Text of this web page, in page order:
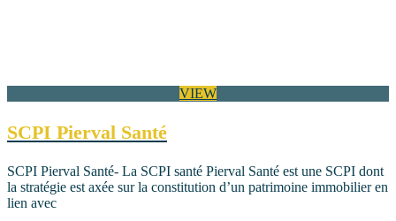
VIEW
SCPI Pierval Santé
SCPI Pierval Santé- La SCPI santé Pierval Santé est une SCPI dont
la stratégie est axée sur la constitution d’un patrimoine immobilier en
lien avec